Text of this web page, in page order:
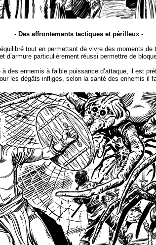
- Des affrontements tactiques et périlleux -
tout en permettant de vivre des moments de
d’armure particulièrement réussi permettre de
des ennemis à faible puissance d’attaque, il est
les dégâts infligés, selon la santé des ennemis il